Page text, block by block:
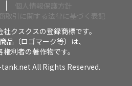
個人情報保護方針
取引に関する法律に基づく表記
クスクスの登録商標です。
品（ロゴマーク等）は、
利者の著作物です。
All Rights Reserved.